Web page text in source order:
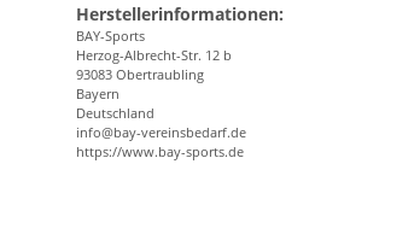
Herstellerinformationen:
BAY-Sports
Herzog-Albrecht-Str. 12 b
93083 Obertraubling
Bayern
Deutschland
info@bay-vereinsbedarf.de
https://www.bay-sports.de